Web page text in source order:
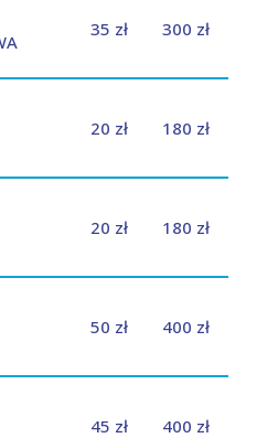
35 zł 300 zł
20 zł 180 zł
20 zł 180 zł
50 zł 400 zł
45 zł 400 zł